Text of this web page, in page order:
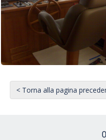
< Torna alla pagina